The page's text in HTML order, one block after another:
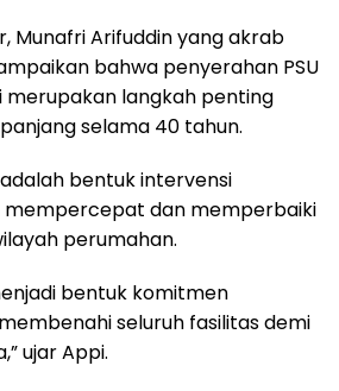
Munafri Arifuddin yang akrab
bahwa penyerahan PSU
merupakan langkah penting
selama 40 tahun.
bentuk intervensi
dan memperbaiki
perumahan.
bentuk komitmen
seluruh fasilitas demi
ujar Appi.